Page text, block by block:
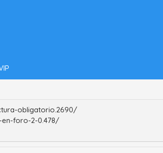
obligatorio.2690/
foro-2-0.478/